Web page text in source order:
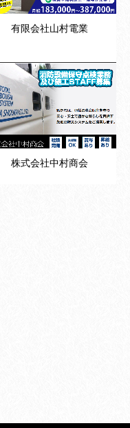
有限会社山村電業
株式会社中村商会